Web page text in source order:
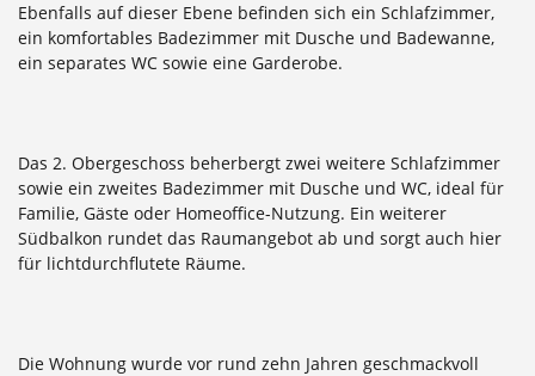
Ebenfalls auf dieser Ebene befinden sich ein Schlafzimmer,
ein komfortables Badezimmer mit Dusche und Badewanne,
ein separates WC sowie eine Garderobe.
Das 2. Obergeschoss beherbergt zwei weitere Schlafzimmer
sowie ein zweites Badezimmer mit Dusche und WC, ideal für
Familie, Gäste oder Homeoffice-Nutzung. Ein weiterer
Südbalkon rundet das Raumangebot ab und sorgt auch hier
für lichtdurchflutete Räume.
Die Wohnung wurde vor rund zehn Jahren geschmackvoll